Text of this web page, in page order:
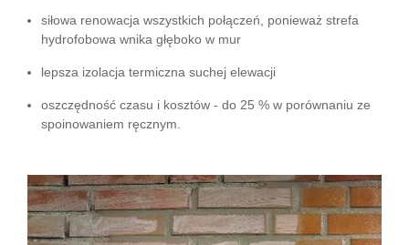
siłowa renowacja wszystkich połączeń, ponieważ strefa
hydrofobowa wnika głęboko w mur
lepsza izolacja termiczna suchej elewacji
oszczędność czasu i kosztów - do 25 % w porównaniu ze
spoinowaniem ręcznym.